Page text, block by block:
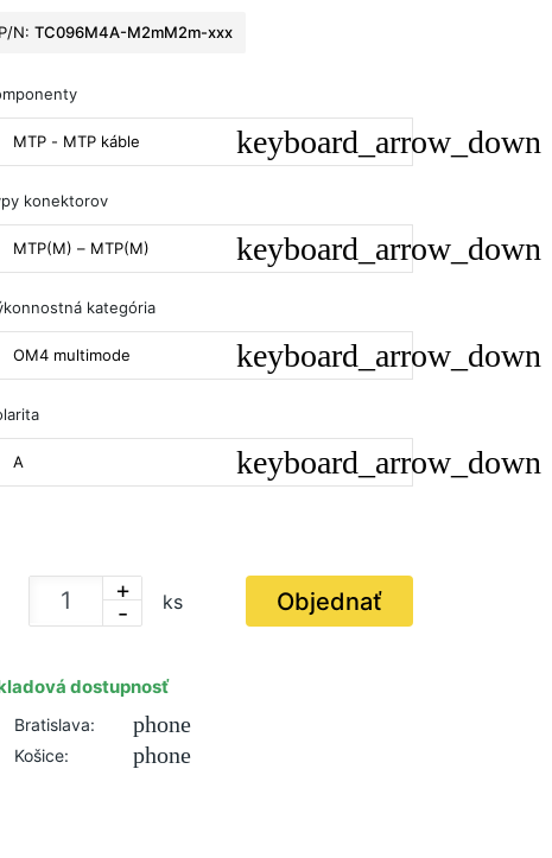
P/N: TC096M4A-M2mM2m-xxx
MTP - MTP káble
konektorov
MTP(M) – MTP(M)
kategória
OM4 multimode
A
+
-
ks Objednať
dostupnosť
Bratislava: phone
Košice: phone